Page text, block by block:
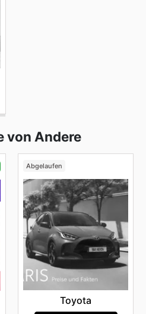
von Andere
Abgelaufen
Toyota